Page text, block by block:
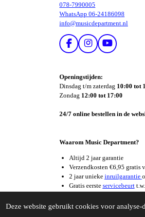
Deze website gebruikt cookies voor
078-7990005
WhatsApp 06-24186098
info@musicdepartment.nl
F
B
O
I
T
A
R
M
Y
U
E
Openingstijden:
Dinsdag t/m zaterdag 10:00 tot
Zondag 12:00 tot 17:00
24/7 online bestellen in de
Waarom Music Department?
Altijd 2 jaar garantie
Verzendkosten €6,95 gratis
2 jaar unieke inruilgarantie
Gratis eerste servicebeurt
© 2026 Music Department Dordrecht